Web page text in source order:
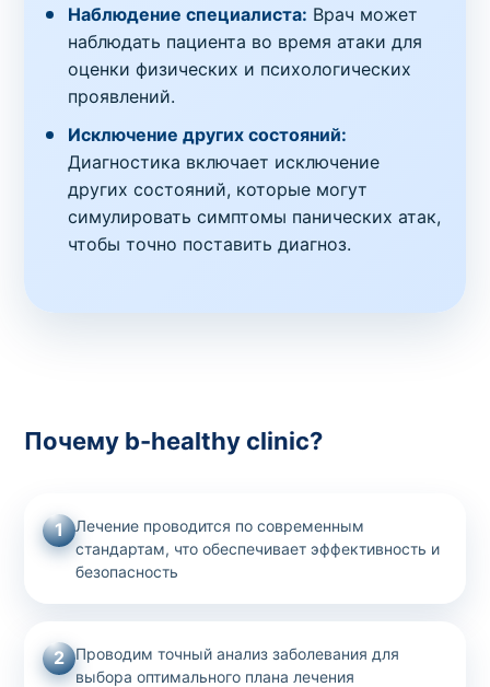
Наблюдение специалиста: Врач может
наблюдать пациента во время атаки для
оценки физических и психологических
проявлений.
Исключение других состояний:
Диагностика включает исключение
других состояний, которые могут
симулировать симптомы панических атак,
чтобы точно поставить диагноз.
Почему b-healthy clinic?
1
Лечение проводится по современным
стандартам, что обеспечивает эффективность и
безопасность
2
Проводим точный анализ заболевания для
выбора оптимального плана лечения